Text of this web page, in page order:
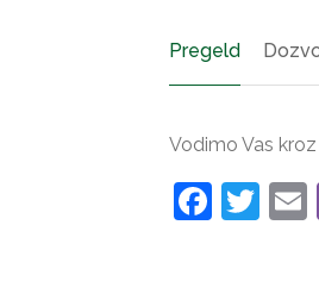
Pregeld
Vodimo Vas